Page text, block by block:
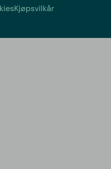
Kjøpsvilkår